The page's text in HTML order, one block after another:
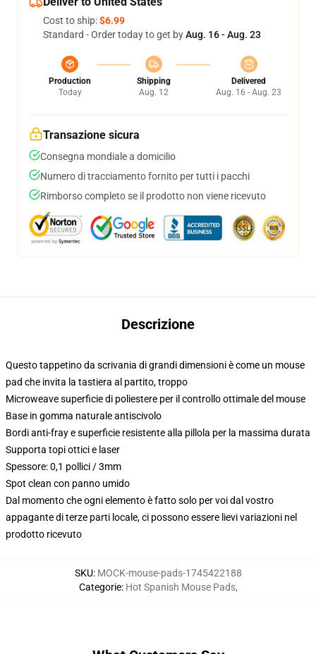
Cost to ship:$6.99
Standard - Order today to get byAug. 16 - Aug. 23
Production
Today
Shipping
Aug. 12
Delivered
Aug. 16 - Aug. 23
Transazione sicura
Consegna mondiale a domicilio
Numero di tracciamento fornito per tutti i pacchi
Rimborso completo se il prodotto non viene ricevuto
Descrizione
Questo tappetino da scrivania di grandi dimensioni è come un mouse
pad che invita la tastiera al partito, troppo
Microweave superficie di poliestere per il controllo ottimale del mouse
Base in gomma naturale antiscivolo
Bordi anti-fray e superficie resistente alla pillola per la massima durata
Supporta topi ottici e laser
Spessore: 0,1 pollici / 3mm
Spot clean con panno umido
Dal momento che ogni elemento è fatto solo per voi dal vostro
appagante di terze parti locale, ci possono essere lievi variazioni nel
prodotto ricevuto
SKU: MOCK-mouse-pads-1745422188
Categorie: Hot Spanish Mouse Pads,